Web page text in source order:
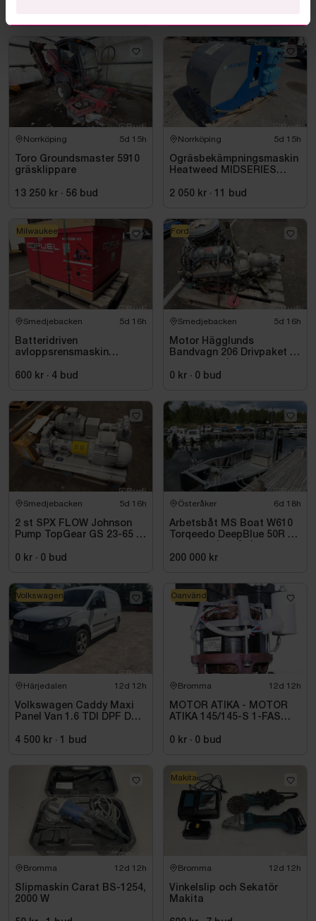
Norrköping 5d 15h
Toro Groundsmaster 5910
gräsklippare
13 250 kr · 56 bud
Norrköping 5d 15h
Ogräsbekämpningsmaskin
Heatweed MIDSERIES
2 050 kr · 11 bud
Smedjebacken 5d 16h
Batteridriven
avloppsrensmaskin
FSSM-121 | Oanvänd
600 kr · 4 bud
Milwaukee
Smedjebacken 5d 16h
Motor Hägglunds
Bandvagn 206 Drivpaket |
Automat | 259,9 mil
0 kr · 0 bud
Ford
Smedjebacken 5d 16h
2 st SPX FLOW Johnson
Pump TopGear GS 23-65 |
0 kr · 0 bud
Österåker 6d 18h
Arbetsbåt MS Boat W610
Torqeedo DeepBlue 50R 50
meter
200 000 kr
Härjedalen 12d 12h
Volkswagen Caddy Maxi
Panel Van 1.6 TDI DPF DSG
4 500 kr · 1 bud
Volkswagen
Bromma 12d 12h
MOTOR ATIKA - MOTOR
ATIKA 145/145-S 1-FAS
0 kr · 0 bud
Oanvänd
Bromma 12d 12h
Slipmaskin Carat BS-1254,
2000 W
Bromma 12d 12h
Vinkelslip och Sekatör
Makita
Makita